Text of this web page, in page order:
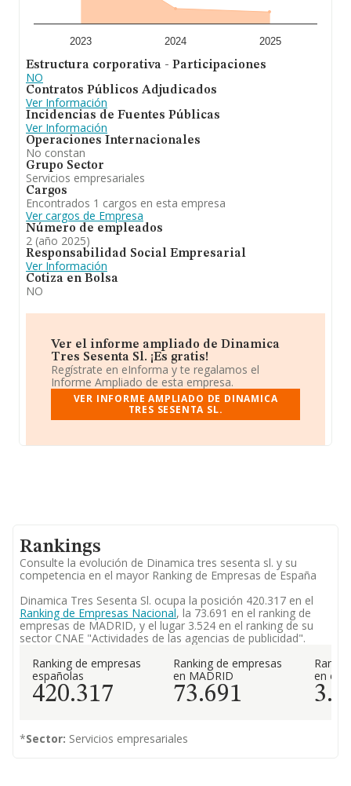
ventas en el año 2025 de 14.171 millones de euros.
Como información adicional de interés, la media de
antigüedad desde la constitución es de 15 años. Los
empleados de media son 2.
En definitiva, la actividad deDinamica Tres Sesenta
S.L
actividades de gestión y administración. servicios
educativos, de ocio y entretenimiento., informacion y
comunicaciones., informática, telecomunicaciones y
ofimatica. cnae 7311 agencias de publicidad. En cuanto
a la posición en el ranking de la provincia de Madrid, la
empresa ha perdido posiciones frente al 2024.
2023 2024 2025
Estructura corporativa - Participaciones
NO
Contratos Públicos Adjudicados
Ver Información
Incidencias de Fuentes Públicas
Ver Información
Operaciones Internacionales
No constan
Grupo Sector
Servicios empresariales
Cargos
Encontrados 1 cargos en esta empresa
Ver cargos de Empresa
Número de empleados
2 (año 2025)
Responsabilidad Social Empresarial
Ver Información
Cotiza en Bolsa
NO
Ver el informe ampliado de Dinamica
Tres Sesenta Sl. ¡Es gratis!
Regístrate en eInforma y te regalamos el
Informe Ampliado de esta empresa.
VER INFORME AMPLIADO DE DINAMICA
TRES SESENTA SL.
Rankings
Consulte la evolución de Dinamica tres sesenta sl. y su
competencia en el mayor Ranking de Empresas de España
Dinamica Tres Sesenta Sl. ocupa la posición 420.317 en el
Ranking de Empresas Nacional, la 73.691 en el ranking de
empresas de MADRID, y el lugar 3.524 en el ranking de su
sector CNAE "Actividades de las agencias de publicidad".
Ranking de empresas
españolas
420.317
Ranking de empresas
en MADRID
73.691
en el
*Sector: Servicios empresariales